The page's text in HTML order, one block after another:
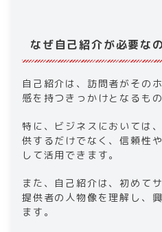
なぜ自己紹介が必要な
自己紹介は、訪問者がその
感を持つきっかけとなるもの
特に、ビジネスにおいては
供するだけでなく、​​信頼性​​
して活用できます。
また、自己紹介は、初めて
提供者の人物像を理解し、
ます。